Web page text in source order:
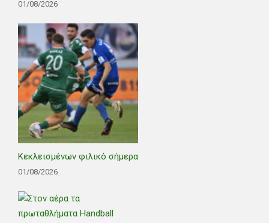
01/08/2026
Κεκλεισμένων φιλικό σήμερα
01/08/2026